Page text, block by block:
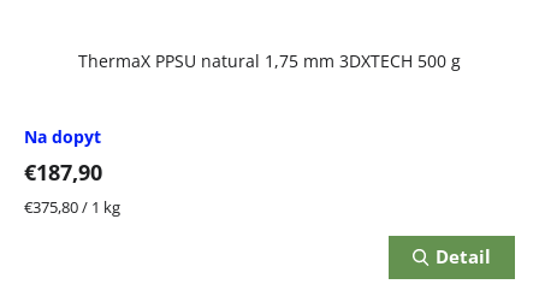
ThermaX PPSU natural 1,75 mm 3DXTECH 500 g
Na dopyt
€187,90
Jednotková
€375,80 / 1 kg
Detail